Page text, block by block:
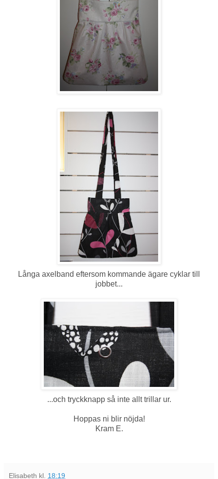
Långa axelband eftersom kommande ägare cyklar till
jobbet...
...och tryckknapp så inte allt trillar ur.
Hoppas ni blir nöjda!
Kram E.
Elisabeth kl. 18:19